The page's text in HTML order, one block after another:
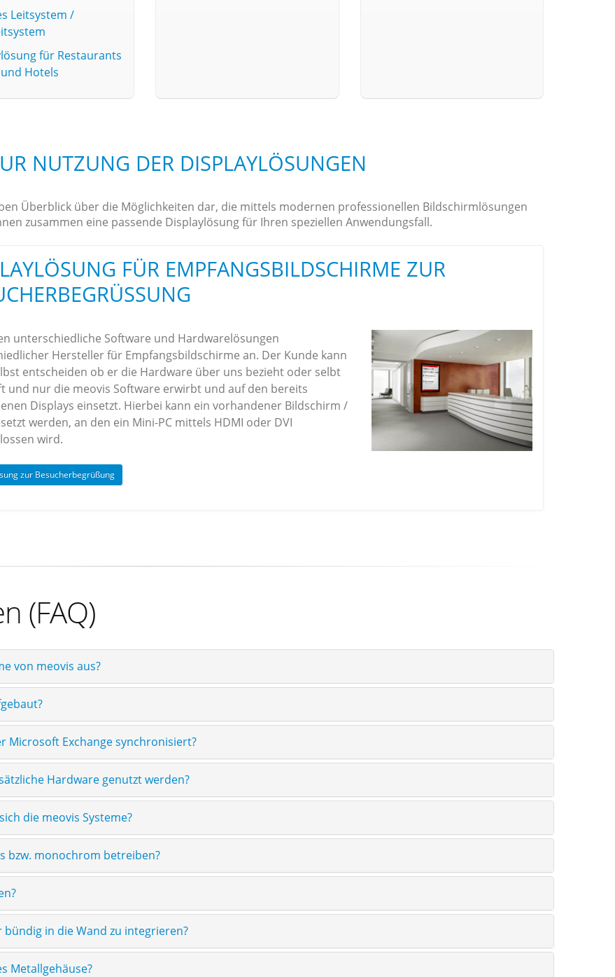
Leitsystem /
für Restaurants
Hotels
NUTZUNG DER DISPLAYLÖSUNGEN
Überblick über die Möglichkeiten dar, die mittels modernen professionellen Bildschirmlösungen
zusammen eine passende Displaylösung für Ihren speziellen Anwendungsfall.
FÜR EMPFANGSBILDSCHIRME ZUR
unterschiedliche Software und Hardwarelösungen
Hersteller für Empfangsbildschirme an. Der Kunde kann
entscheiden ob er die Hardware über uns bezieht oder selbt
und nur die meovis Software erwirbt und auf den bereits
Displays einsetzt. Hierbei kann ein vorhandener Bildschirm /
werden, an den ein Mini-PC mittels HDMI oder DVI
wird.
zur Besucherbegrüßung
(FAQ)
von meovis aus?
Microsoft Exchange synchronisiert?
Hardware genutzt werden?
die meovis Systeme?
bzw. monochrom betreiben?
in die Wand zu integrieren?
Metallgehäuse?